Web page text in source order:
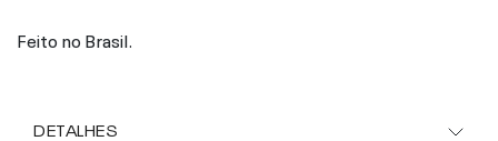
Feito no Brasil.
DETALHES